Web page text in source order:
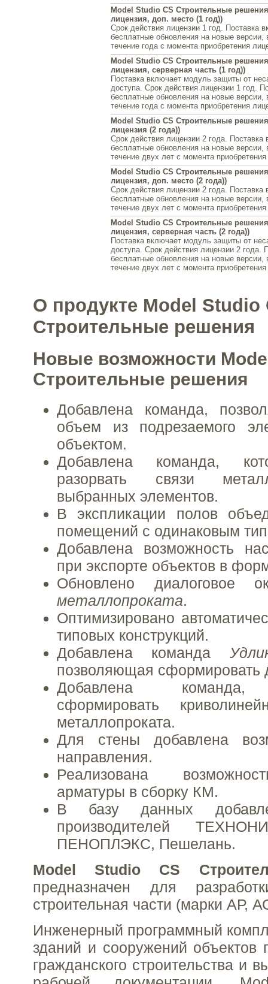
Model Studio CS Строительные
лицензия, доп. место (1 год))
Срок действия лицензии 1 год. Поставка
бесплатные обновления на новые
течение года с момента приобретения
Model Studio CS Строительные
лицензия, серверная часть (1 год))
Поставка включает модуль защиты от
доступа. Срок действия лицензии 1 год.
бесплатные обновления на новые
течение года с момента приобретения
Model Studio CS Строительные
лицензия (2 года))
Срок действия лицензии 2 года. Поставка
бесплатные обновления на новые
течение двух лет с момента
Model Studio CS Строительные
лицензия, доп. место (2 года))
Срок действия лицензии 2 года. Поставка
бесплатные обновления на новые
течение двух лет с момента
Model Studio CS Строительные
лицензия, серверная часть (2 года))
Поставка включает модуль защиты от
доступа. Срок действия лицензии 2 года.
бесплатные обновления на новые
течение двух лет с момента
О продукте Model Studio
Строительные решения
Новые возможности
Строительные решения
Добавлена команда,
объем из подрезаемого
объектом.
Добавлена команда,
разорвать связи
выбранных элементов.
В экспликации полов
помещений с одинаковым
Добавлена возможность
при экспорте объектов в
Обновлено диалоговое
металлопроката.
Оптимизировано
типовых конструкций.
Добавлена команда
позволяющая сформировать
Добавлена команда,
сформировать
металлопроката.
Для стены добавлена
направления.
Реализована
арматуры в сборку КМ.
В базу данных
производителей
ПЕНОПЛЭКС, Пешелань.
Model Studio CS
предназначен для
строительная части (марки АР,
Инженерный программный
зданий и сооружений
гражданского строительства и